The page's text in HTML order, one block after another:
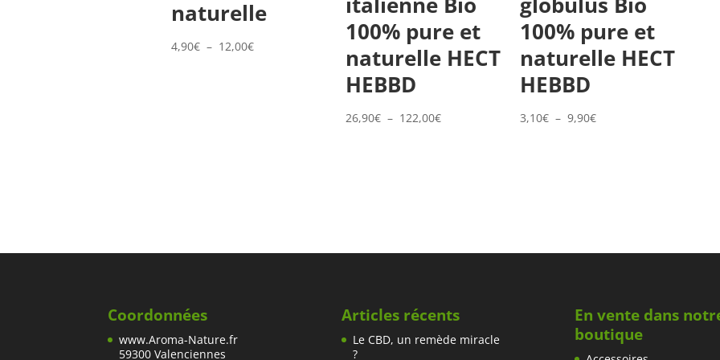
naturelle
4,90€ – 12,00€Plage
100% pure et
naturelle HECT
HEBBD
26,90€ – 122,00€Plage
100% pure et
naturelle HECT
HEBBD
3,10€ – 9,90€Plage
Coordonnées
www.Aroma-Nature.fr
59300 Valenciennes
Articles récents
Le CBD, un remède miracle
?
En vente dans
boutique